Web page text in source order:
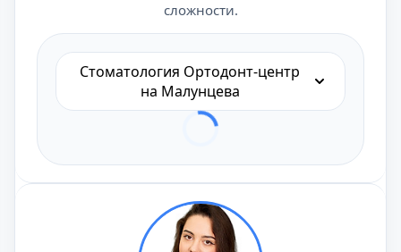
сложности.
Стоматология Ортодонт-центр
на Малунцева